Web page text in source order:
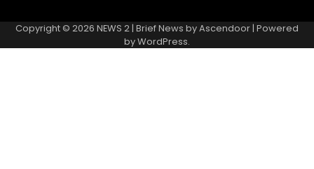
Page
Copyright © 2026 NEWS 2 | Brief News byAscendoor | Powered
byWordPress.